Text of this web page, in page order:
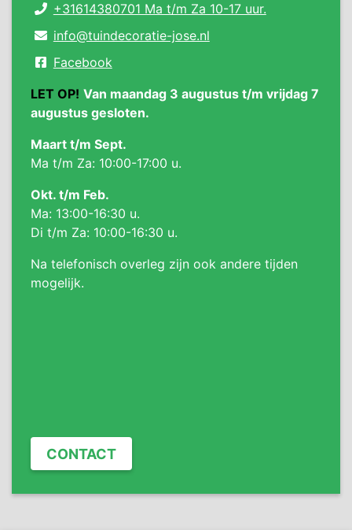
+31614380701 Ma t/m Za 10-17 uur.
info@tuindecoratie-jose.nl
Facebook
LET OP! Van maandag 3 augustus t/m vrijdag 7
augustus gesloten.
Maart t/m Sept.
Ma t/m Za: 10:00-17:00 u.
Okt. t/m Feb.
Ma: 13:00-16:30 u.
Di t/m Za: 10:00-16:30 u.
Na telefonisch overleg zijn ook andere tijden
mogelijk.
CONTACT